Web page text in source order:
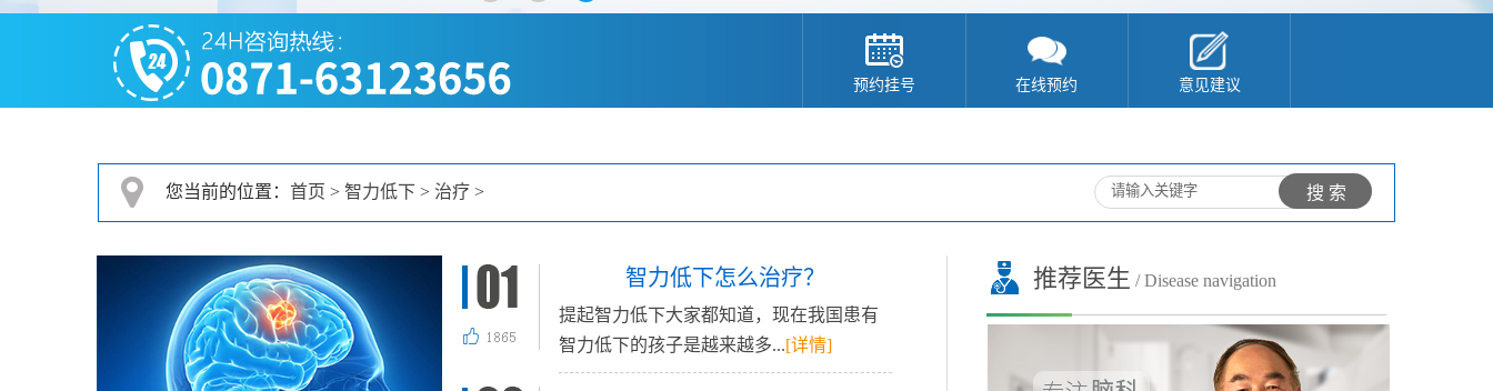
预约挂号 在线预约 意见建议
您当前的位置： 首页 > 智力低下 > 治疗 >
智力低下怎么治疗？
提起智力低下大家都知道，现在我国患有
智力低下的孩子是越来越多...[详情]
推荐医生 / Disease navigation